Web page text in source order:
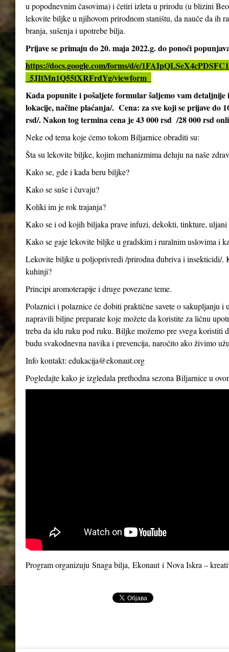
u popodnevnim časovima) i četiri izleta u prirodu (u blizini
lekovite biljke u njihovom prirodnom staništu, da nauče da ih
branja, sušenja i upotrebe bilja.
Prijave se primaju do 20. maja 2022.g. do ponoći
https://docs.google.com/forms/d/e/
_5JItMn1Q55tXRFrdYg/viewform
Kada popunite i pošaljete formular šaljemo vam
lokacije, načine plaćanja/. Cena: za sve koji se prijave do
rsd/. Nakon tog termina cena je 43 000 rsd /28 000 rsd
Neke od tema koje ćemo tokom Biljarnice obraditi su:
Šta su lekovite biljke, kojim mehanizmima deluju na naše
Kako se, gde i kada beru biljke?
Kako se suše i čuvaju?
Koliki im je rok trajanja?
Kako se i od kojih biljaka prave infuzi, dekokti, tinkture, uljani
Kako se gaje lekovite biljke u gradskim i ruralnim uslovima i
Lekovite biljke u poljoprivredi /prirodna đubriva i insekticidi/.
kuhinji?
Principi aromoterapije i druge povezane teme.
Polaznici i polaznice će dobiti praktične savete o sakupljanju
napravili biljne preparate koje možete da koristite za ličnu
treba da idu ruku pod ruku. Biljke možemo pre svega koristiti
budu svakodnevna navika i prevencija, naročito ako živimo
Info kontakt: edukacija@ekonaut.org
Pogledajte kako je izgledala prethodna sezona Biljarnice u
Program organizuju Snaga bilja, Ekonauti Nova Iskra –